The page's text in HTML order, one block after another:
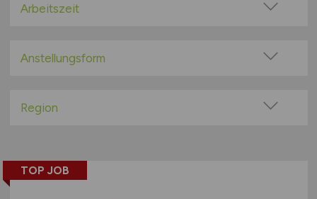
Home-Office möglich / Hybrid
Remote aus dem Ausland möglich
Arbeitszeit
Teilzeit
Anstellungsform
befristete Anstellung
Projektarbeit / Freelancer
Region
Berlin
TOP JOB